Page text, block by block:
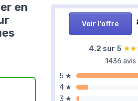
Voir l'offre
4,2 sur 5
1436 avis
5 ★
4 ★
3 ★
en